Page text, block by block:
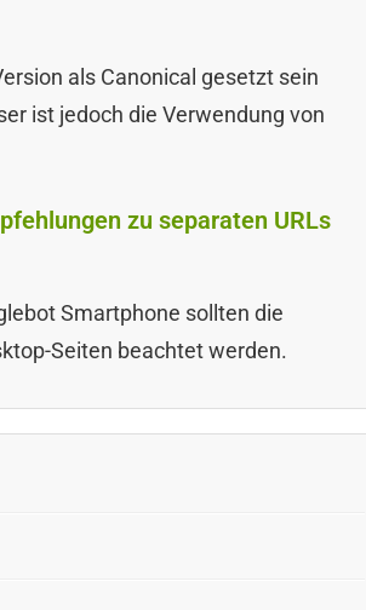
als Canonical gesetzt sein
ist jedoch die Verwendung von
zu separaten URLs
Smartphone sollten die
Seiten beachtet werden.